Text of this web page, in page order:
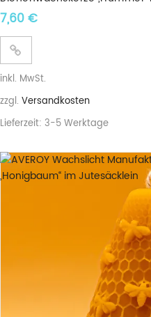
7,60€
inkl. MwSt.
zzgl. Versandkosten
Lieferzeit: 3-5 Werktage